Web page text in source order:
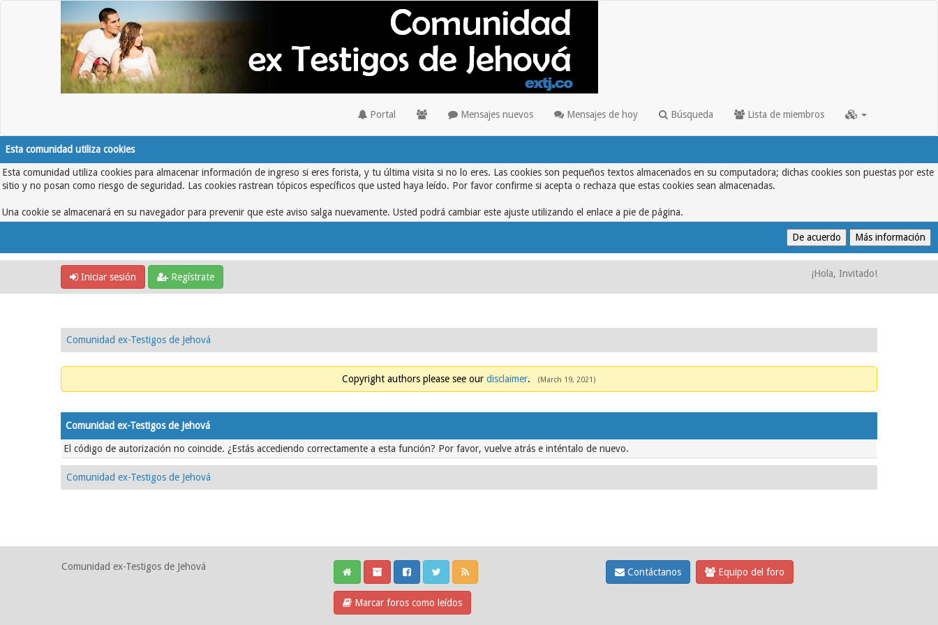
Portal Mensajes nuevos Mensajes de hoy Búsqueda Lista de miembros
Esta comunidad utiliza cookies
Esta comunidad utiliza cookies para almacenar información de ingreso si eres forista, y tu última visita si no lo eres. Las cookies son pequeños textos almacenados en su computadora; dichas cookies son puestas por este
sitio y no posan como riesgo de seguridad. Las cookies rastrean tópicos específicos que usted haya leído. Por favor confirme si acepta o rechaza que estas cookies sean almacenadas.
Una cookie se almacenará en su navegador para prevenir que este aviso salga nuevamente. Usted podrá cambiar este ajuste utilizando el enlace a pie de página.
Iniciar sesión Regístrate ¡Hola, Invitado!
Comunidad ex-Testigos de Jehová
Copyright authors please see our disclaimer. (March 19, 2021)
Comunidad ex-Testigos de Jehová
El código de autorización no coincide. ¿Estás accediendo correctamente a esta función? Por favor, vuelve atrás e inténtalo de nuevo.
Comunidad ex-Testigos de Jehová
Comunidad ex-Testigos de Jehová
Marcar foros como leídos
Contáctanos Equipo del foro